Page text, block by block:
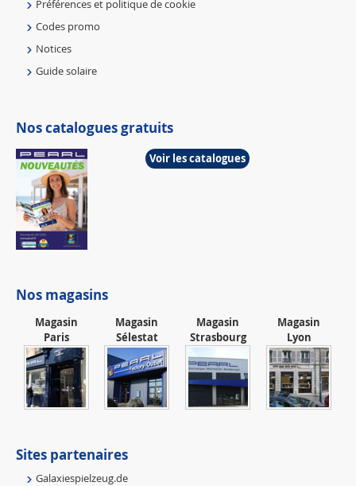
Préférences et politique de cookie
Codes promo
Notices
Guide solaire
Nos catalogues gratuits
Voir les catalogues
Nos magasins
Magasin
Paris
Magasin
Sélestat
Magasin
Strasbourg
Magasin
Lyon
Sites partenaires
Galaxiespielzeug.de